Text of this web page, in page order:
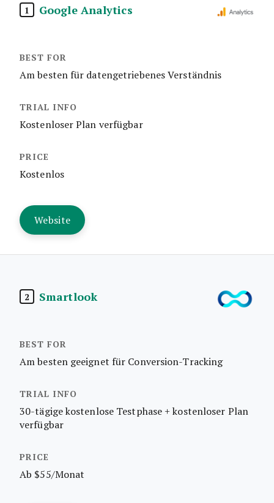
1 Google Analytics
Am besten für datengetriebenes Verständnis
Kostenloser Plan verfügbar
Kostenlos
Website
2 Smartlook
Am besten geeignet für Conversion-Tracking
30-tägige kostenlose Testphase + kostenloser Plan
verfügbar
Ab $55/Monat